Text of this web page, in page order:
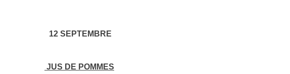
12 SEPTEMBRE
JUS DE POMMES